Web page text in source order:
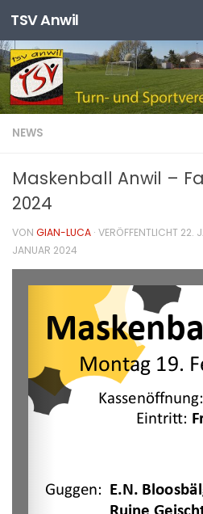
Zum Inhalt springen
TSV Anwil
NEWS
Maskenball Anwil –
2024
VON GIAN-LUCA · VERÖFFENTLICHT 22.
JANUAR 2024